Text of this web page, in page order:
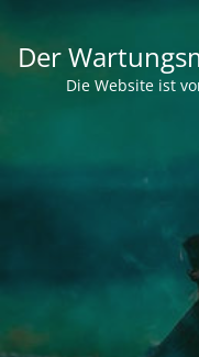
Der
Die Website ist